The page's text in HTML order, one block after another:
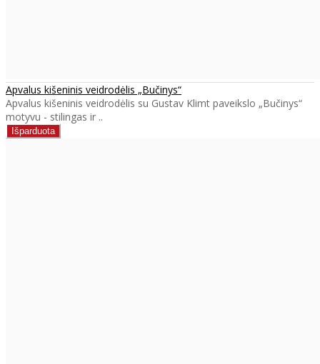
Apvalus kišeninis veidrodėlis „Bučinys“
Apvalus kišeninis veidrodėlis su Gustav Klimt paveikslo „Bučinys“
motyvu - stilingas ir ..